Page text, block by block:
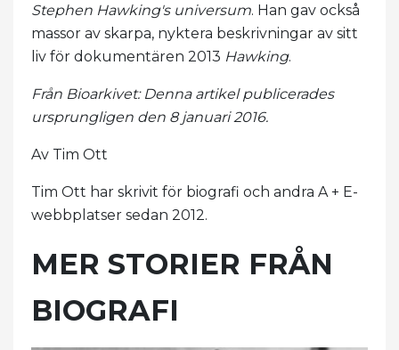
Stephen Hawking's universum. Han gav också
massor av skarpa, nyktera beskrivningar av sitt
liv för dokumentären 2013 Hawking.
Från Bioarkivet: Denna artikel publicerades
ursprungligen den 8 januari 2016.
Av Tim Ott
Tim Ott har skrivit för biografi och andra A + E-
webbplatser sedan 2012.
MER STORIER FRÅN
BIOGRAFI